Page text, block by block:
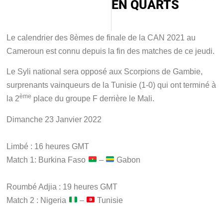
EN QUARTS
Le calendrier des 8èmes de finale de la CAN 2021 au
Cameroun est connu depuis la fin des matches de ce jeudi.
Le Syli national sera opposé aux Scorpions de Gambie,
surprenants vainqueurs de la Tunisie (1-0) qui ont terminé à
la 2ème place du groupe F derrière le Mali.
Dimanche 23 Janvier 2022
Limbé : 16 heures GMT
Match 1: Burkina Faso
– Gabon
Roumbé Adjia : 19 heures GMT
Match 2 : Nigeria
– Tunisie